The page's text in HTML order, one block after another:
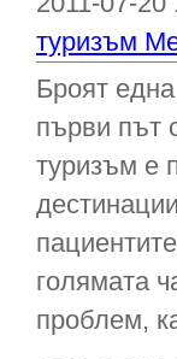
туризъм
Броят
първи път
туризъм е
голямата
проблем,